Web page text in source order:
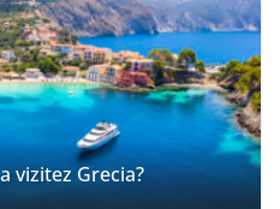
vizitez Grecia?